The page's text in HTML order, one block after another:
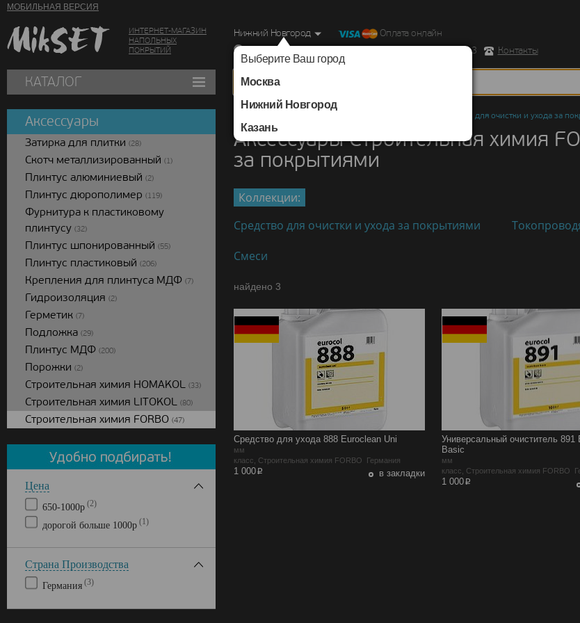
МОБИЛЬНАЯ ВЕРСИЯ
ИНТЕРНЕТ-МАГАЗИН
НАПОЛЬНЫХ
ПОКРЫТИЙ
Нижний Новгород
Выберите Ваш город
Москва
Нижний Новгород
Казань
Оплата онлайн
г. Нижний Новгород, Ул. Республиканская д.43 корпус 3
Контакты
КАТАЛОГ
Средство для очистки и ухода за
Аксессуары Строительная химия
за покрытиями
Коллекции:
Средство для очистки и ухода за покрытиями
Смеси
найдено 3
Средство для ухода 888 Euroclean Uni
мм
класс, Строительная химия FORBO Германия
1 000p в закладки
Универсальный очиститель 891
Basic
мм
класс, Строительная химия FORBO
1 000p
Аксессуары
Затирка для плитки (28)
Скотч металлизированный (1)
Плинтус алюминиевый (2)
Плинтус дюрополимер (119)
Фурнитура к пластиковому
плинтусу (32)
Плинтус шпонированный (55)
Плинтус пластиковый (206)
Крепления для плинтуса МДФ (7)
Гидроизоляция (2)
Герметик (7)
Подложка (29)
Плинтус МДФ (200)
Порожки (2)
Строительная химия HOMAKOL (33)
Строительная химия LITOKOL (80)
Строительная химия FORBO (47)
Цена
650-1000р (2)
дорогой больше 1000р (1)
Страна Производства
Германия (3)